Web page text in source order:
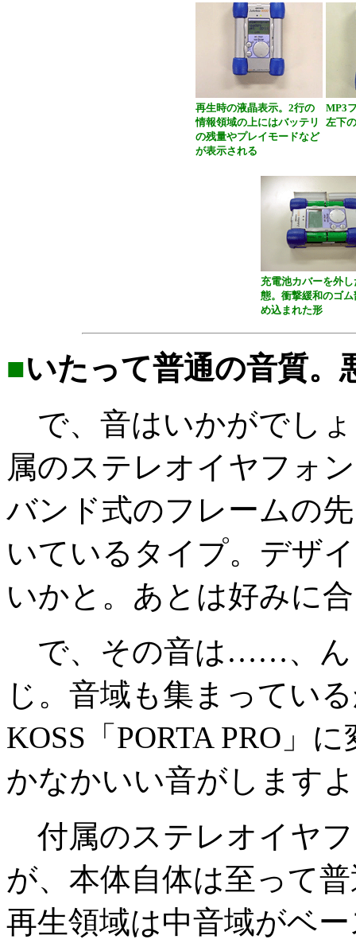
再生時の液晶表示。2行の
情報領域の上にはバッテリ
の残量やプレイモードなど
が表示される
MP3
左下
充電池カバーを外し
態。衝撃緩和のゴム
め込まれた形
■いたって普通の音質。
で、音はいかがでし
属のステレオイヤフォ
バンド式のフレームの
いているタイプ。デザ
いかと。あとは好みに
で、その音は……、ん
じ。音域も集まってい
KOSS「PORTA PRO」
かなかいい音がします
付属のステレオイヤ
が、本体自体は至って
再生領域は中音域がベ